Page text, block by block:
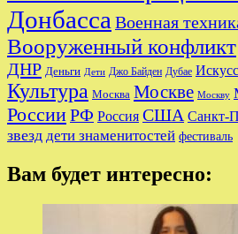
Донбасса Военная
Вооруженный конфликт
ДНР Деньги Дети Джо Байден Дубае
Культура Москва Москве Москву
РоссииРФ Россия США Санкт-
звезд дети знаменитостей фестиваль
Вам будет интересно: